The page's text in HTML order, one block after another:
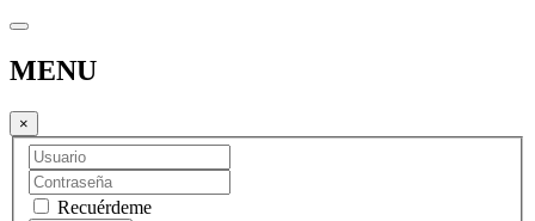
MENU
×
Recuérdeme